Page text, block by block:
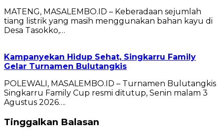
MATENG, MASALEMBO.ID – Keberadaan sejumlah
tiang listrik yang masih menggunakan bahan kayu di
Desa Tasokko,…
Kampanyekan Hidup Sehat, Singkarru Family
Gelar Turnamen Bulutangkis
POLEWALI, MASALEMBO.ID – Turnamen Bulutangkis
Singkarru Family Cup resmi ditutup, Senin malam 3
Agustus 2026….
Tinggalkan Balasan